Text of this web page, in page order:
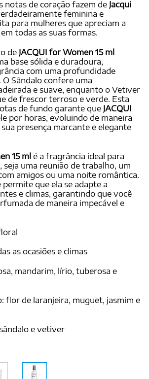
notas de coração fazem de Jacqui
feminina e
para mulheres que apreciam a
todas as suas formas.
de JACQUI for Women 15 ml
base sólida e duradoura,
com uma profundidade
Sândalo confere uma
e suave, enquanto o Vetiver
de frescor terroso e verde. Esta
de fundo garante que JACQUI
por horas, evoluindo de maneira
presença marcante e elegante
15 ml é a fragrância ideal para
seja uma reunião de trabalho, um
amigos ou uma noite romântica.
que ela se adapte a
e climas, garantindo que você
de maneira impecável e
as ocasiões e climas
mandarim, lírio, tuberosa e
flor de laranjeira, muguet, jasmim e
e vetiver